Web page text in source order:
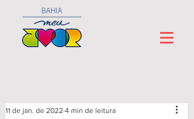
11 de jan. de 2022 4 min de leitura